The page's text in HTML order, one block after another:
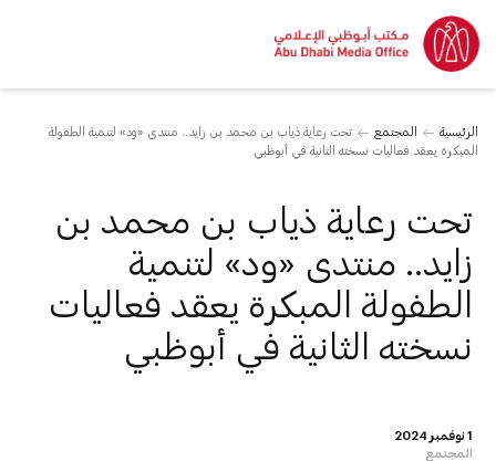
الرئيسية المجتمع
تحت رعاية ذياب بن محمد بن زايد.. منتدى «ود» لتنمية الطفولة
المبكرة يعقد فعاليات نسخته الثانية في أبوظبي
المجتمع
تحت رعاية ذياب بن محمد بن
زايد.. منتدى «ود» لتنمية
الطفولة المبكرة يعقد فعاليات
نسخته الثانية في أبوظبي